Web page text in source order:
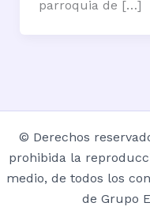
parroquia de […]
© Derechos
prohibida la
medio, de todos los
de Grupo